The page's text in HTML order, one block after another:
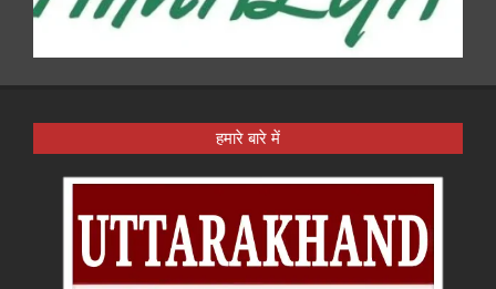
हमारे बारे में